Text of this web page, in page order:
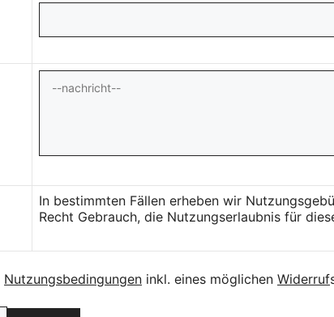
In bestimmten Fällen erheben wir
Recht Gebrauch, die Nutzungserlaubnis für
Nutzungsbedingungen inkl. eines möglichen Widerruf